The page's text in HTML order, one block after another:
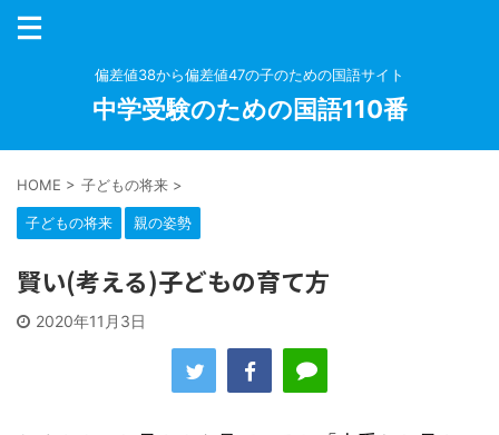
偏差値38から偏差値47の子のための国語サイト
中学受験のための国語110番
HOME > 子どもの将来 >
子どもの将来 親の姿勢
賢い(考える)子どもの育て方
2020年11月3日